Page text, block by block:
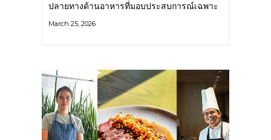
ปลายทางด้านอาหารที่มอบประสบการณ์เฉพาะ
March 25, 2026